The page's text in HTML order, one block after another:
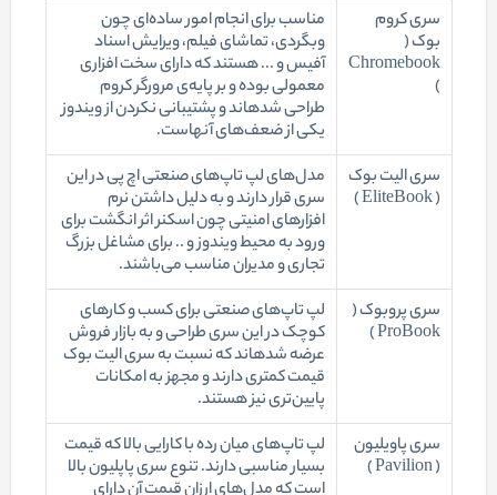
سری کروم
بوک (
Chromebook
)
مناسب برای انجام امور ساده‌ای چون
وبگردی، تماشای فیلم، ویرایش اسناد
آفیس و ... هستند که دارای سخت افزاری
معمولی بوده و بر پایه‌ی مرورگر کروم
طراحی شده‎اند و پشتیبانی نکردن از ویندوز
یکی از ضعف‌های آنهاست.
سری الیت بوک
( EliteBook )
مدل‌های لپ تاپ‌های صنعتی اچ پی در این
سری قرار دارند و به دلیل داشتن نرم
افزارهای امنیتی چون اسکنر اثر انگشت برای
ورود به محیط ویندوز و .. برای مشاغل بزرگ
تجاری و مدیران مناسب می‌باشند.
سری پروبوک (
ProBook )
لپ تاپ‌های صنعتی برای کسب و کارهای
کوچک در این سری طراحی و به بازار فروش
عرضه شده‎اند که نسبت به سری الیت بوک
قیمت کمتری دارند و مجهز به امکانات
پایین‌تری نیز هستند.
سری پاویلیون
( Pavilion )
لپ تاپ‌های میان رده با کارایی بالا که قیمت
بسیار مناسبی دارند. تنوع سری پاپلیون بالا